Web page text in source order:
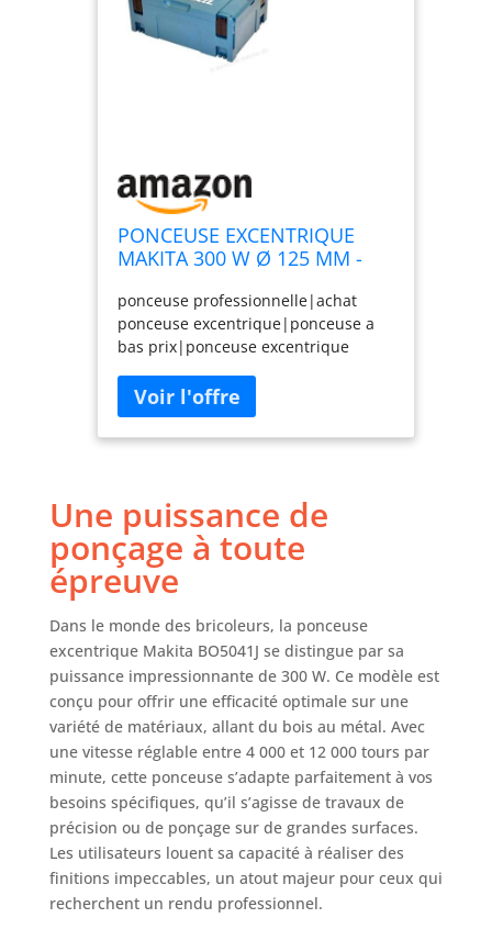
PONCEUSE EXCENTRIQUE
MAKITA 300 W Ø 125 MM -
ponceuse professionnelle|achat
ponceuse excentrique|ponceuse a
bas prix|ponceuse excentrique
electrique|ponceuse excentrique
filaire|ponceuse excentrique pas
cher|ponceuse excentrique en
Une puissance de
ponçage à toute
épreuve
Dans le monde des bricoleurs, la ponceuse
excentrique Makita BO5041J se distingue par sa
puissance impressionnante de 300 W. Ce modèle est
conçu pour offrir une efficacité optimale sur une
variété de matériaux, allant du bois au métal. Avec
une vitesse réglable entre 4 000 et 12 000 tours par
minute, cette ponceuse s’adapte parfaitement à vos
besoins spécifiques, qu’il s’agisse de travaux de
précision ou de ponçage sur de grandes surfaces.
Les utilisateurs louent sa capacité à réaliser des
finitions impeccables, un atout majeur pour ceux qui
recherchent un rendu professionnel.